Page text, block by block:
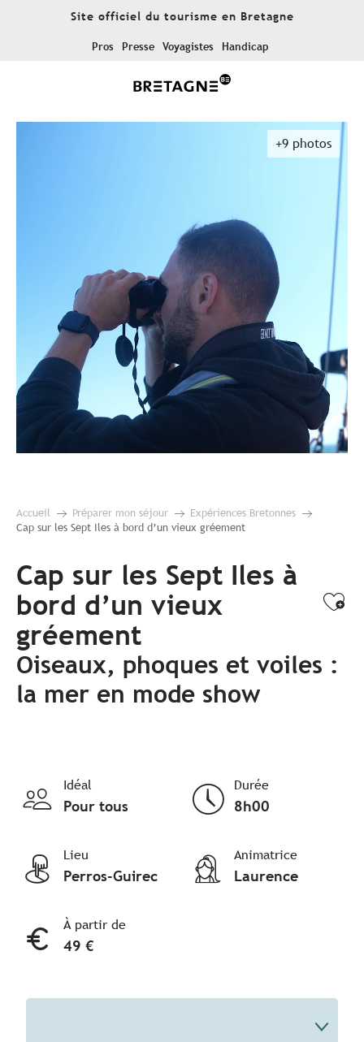
Site officiel du tourisme en Bretagne
Pros Presse Voyagistes Handicap
+9 photos
Accueil Préparer mon séjour
Expériences Bretonnes
Cap sur les Sept Iles à bord d’un vieux gréement
Cap sur les Sept Iles à
bord d’un vieux
gréement
Oiseaux, phoques et voiles :
la mer en mode show
Idéal
Pour tous
Durée
8h00
Lieu
Perros-Guirec
Animatrice
Laurence
À partir de
49 €